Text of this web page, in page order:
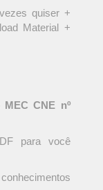
quiser +
Material +
MEC CNE nº
para você